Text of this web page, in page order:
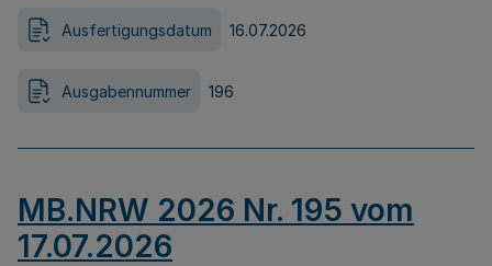
Ausfertigungsdatum 16.07.2026
Ausgabennummer 196
MB.NRW 2026 Nr. 195 vom
17.07.2026